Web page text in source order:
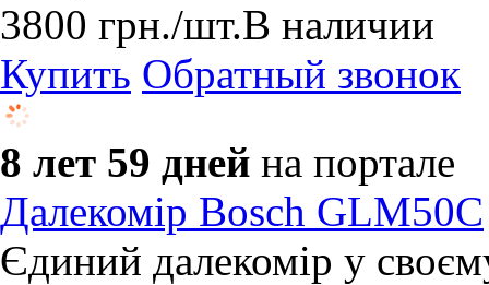
3800 грн./шт.В наличии
Купить Обратный звонок
8 лет 59 дней на портале
Далекомір Bosch GLM50C
Єдиний далекомір у